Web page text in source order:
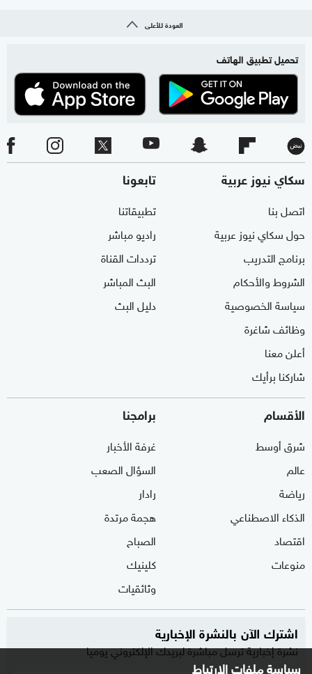
سياسة ملفات الارتباط
العودة للأعلى
تحميل تطبيق الهاتف
سكاي نيوز عربية
اتصل بنا
حول سكاي نيوز عربية
برنامج التدريب
الشروط والأحكام
سياسة الخصوصية
وظائف شاغرة
أعلن معنا
شاركنا برأيك
تابعونا
تطبيقاتنا
راديو مباشر
ترددات القناة
البث المباشر
دليل البث
الأقسام
شرق أوسط
عالم
رياضة
الذكاء الاصطناعي
اقتصاد
منوعات
برامجنا
غرفة الأخبار
السؤال الصعب
رادار
هجمة مرتدة
الصباح
كلينيك
وثائقيات
اشترك الآن بالنشرة الإخبارية
نشرة إخبارية ترسل مباشرة لبريدك الإلكتروني يوميا